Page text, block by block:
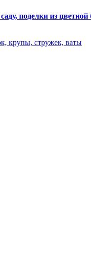
поделки из цветной
крупы, стружек, ваты